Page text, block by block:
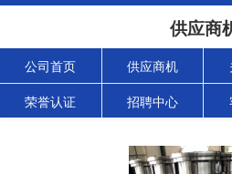
供应商
公司首页 供应商机
荣誉认证 招聘中心